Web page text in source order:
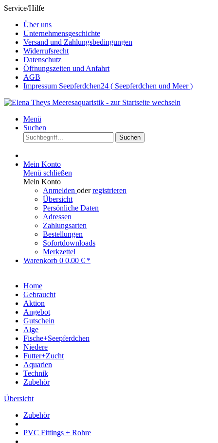
Service/Hilfe
Über uns
Unternehmensgeschichte
Versand und Zahlungsbedingungen
Widerrufsrecht
Datenschutz
Öffnungszeiten und Anfahrt
AGB
Impressum Seepferdchen24 ( Seepferdchen und Meer )
Menü
Suchen
Suchen
Mein Konto
Menü schließen
Mein Konto
Anmelden oderregistrieren
Übersicht
Persönliche Daten
Adressen
Zahlungsarten
Bestellungen
Sofortdownloads
Merkzettel
Warenkorb 0 0,00 € *
Home
Gebraucht
Aktion
Angebot
Gutschein
Alge
Fische+Seepferdchen
Niedere
Futter+Zucht
Aquarien
Technik
Zubehör
Übersicht
Zubehör
PVC Fittings + Rohre